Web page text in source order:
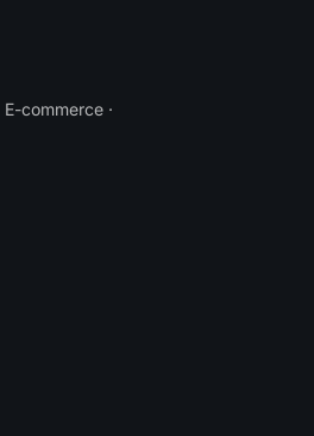
E-commerce ·